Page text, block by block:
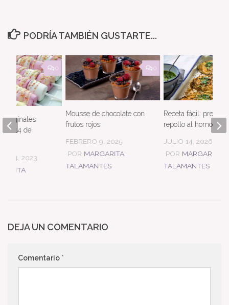
PODRÍA TAMBIÉN GUSTARTE...
0
Mousse de chocolate con
frutos rojos
FEBRERO 9, 2025
POR MARGARITA
TALAMANTES
Receta fácil: prepara
repollo al horno
JULIO 14, 2026
POR MARGARITA
TALAMANTES
0
originales
el 14 de
14, 2023
DEJA UN COMENTARIO
Comentario *